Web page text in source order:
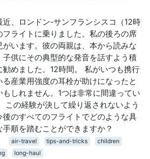
近、ロンドン-サンフランシスコ（12時
フライトに乗りました。私の後ろの席
がいます。彼の両親は、本から読みな
子供にその典型的な発音を話すよう積
勧めました。12時間。 私がいつも携行
る産業用強度の耳栓が助けになったと
もしれません。1つは非常に間違ってい
この経験が決して繰り返されないよう
後のすべてのフライトでどのような具
手順を踏むことができますか？
air-travel tips-and-tricks
children
long-haul